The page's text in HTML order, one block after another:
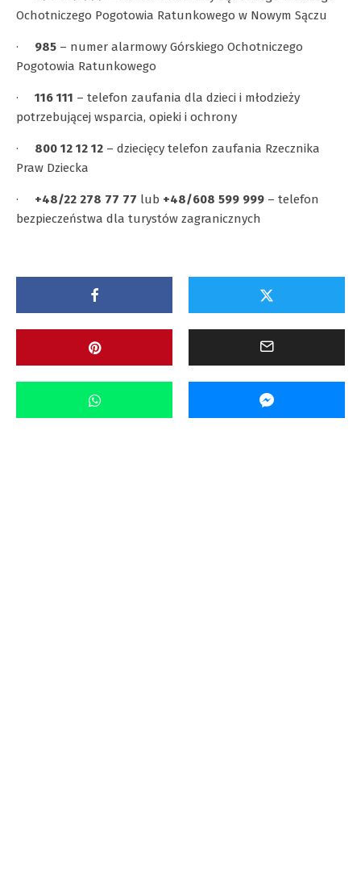
Ochotniczego Pogotowia Ratunkowego w Nowym Sączu
· 985 – numer alarmowy Górskiego Ochotniczego
Pogotowia Ratunkowego
· 116 111 – telefon zaufania dla dzieci i młodzieży
potrzebującej wsparcia, opieki i ochrony
· 800 12 12 12 – dziecięcy telefon zaufania Rzecznika
Praw Dziecka
· +48/22 278 77 77 lub +48/608 599 999 – telefon
bezpieczeństwa dla turystów zagranicznych